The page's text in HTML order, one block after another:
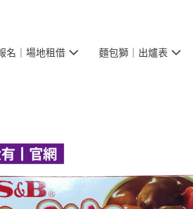
名｜場地租借 麵包獅｜出爐表